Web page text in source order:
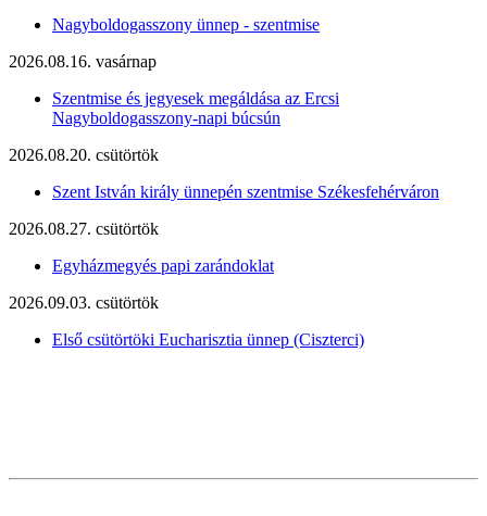
Nagyboldogasszony ünnep - szentmise
2026.08.16. vasárnap
Szentmise és jegyesek megáldása az Ercsi
Nagyboldogasszony-napi búcsún
2026.08.20. csütörtök
Szent István király ünnepén szentmise Székesfehérváron
2026.08.27. csütörtök
Egyházmegyés papi zarándoklat
2026.09.03. csütörtök
Első csütörtöki Eucharisztia ünnep (Ciszterci)